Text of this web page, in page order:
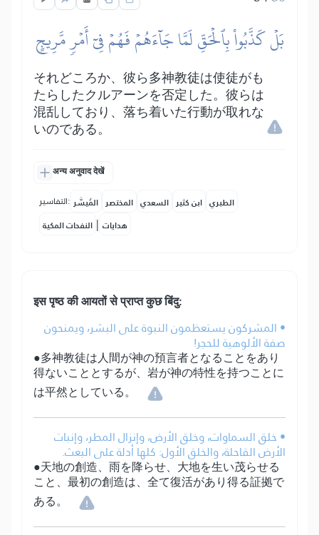
بَلۡ كَذَّبُواْ بِٱلۡحَقِّ لَمَّا جَآءَهُمۡ فَهُمۡ فِيٓ أَمۡرٖ مَّرِيجٍ
それどころか、彼ら多神教徒は使徒がも
たらしたクルアーンを否定した。彼らは
混乱しており、落ち着いた行動が取れな
いのである。
अन्य अनुवाद देखें
التفاسير: المُيسَّر المختصر السعدي ابن كثير الطبري
النفحات المكية | هدايات
इस पृष्ठ की आयतों से प्राप्त कुछ बिंदु:
• المشركون يستعظمون النبوة على البشر، ويمنحون
صفة الألوهية للحجر!
●多神教徒は人間が神の預言者となることをあり
得ないこととするが、岩が神の特性を持つことに
は平然としている。
• خلق السماوات، وخلق الأرض، وإنزال المطر، وإنبات
الأرض القاحلة، والخلق الأول: كلها أدلة على البعث.
●天地の創造、雨を降らせ、大地を生い茂らせる
こと、最初の創造は、全て復活があり得る証拠で
ある。